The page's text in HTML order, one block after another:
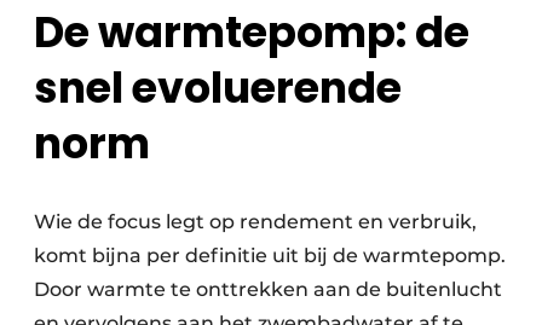
De warmtepomp: de
snel evoluerende
norm
Wie de focus legt op rendement en verbruik,
komt bijna per definitie uit bij de warmtepomp.
Door warmte te onttrekken aan de buitenlucht